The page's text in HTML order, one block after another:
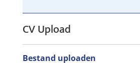
CV Upload
Bestand uploaden